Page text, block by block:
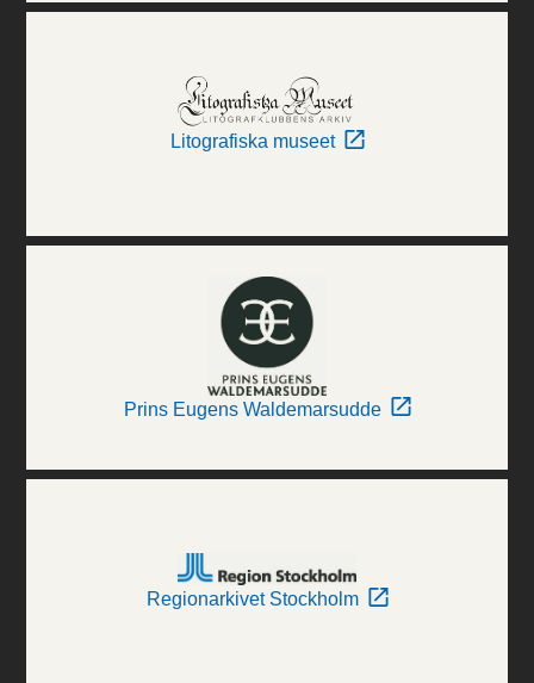
Litografiska museet
Prins Eugens Waldemarsudde
Regionarkivet Stockholm